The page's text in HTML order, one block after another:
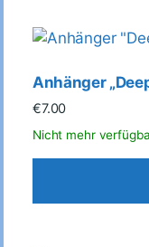
Anhänger
€7.00